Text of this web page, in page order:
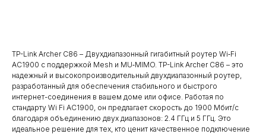
TP-Link Archer C86 – Двухдиапазонный гигабитный роутер Wi‑Fi
AC1900 с поддержкой Mesh и MU‑MIMO. TP-Link Archer C86 – это
надежный и высокопроизводительный двухдиапазонный роутер,
разработанный для обеспечения стабильного и быстрого
интернет-соединения в вашем доме или офисе. Работая по
стандарту Wi Fi AC1900, он предлагает скорость до 1900 Мбит/с
благодаря объединению двух диапазонов: 2.4 ГГц и 5 ГГц. Это
идеальное решение для тех, кто ценит качественное подключение